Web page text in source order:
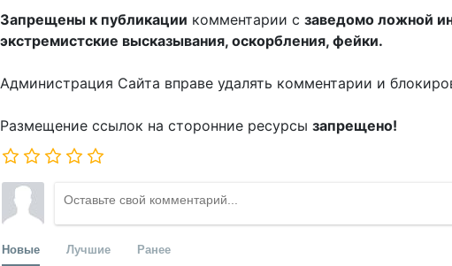
Запрещены к публикации комментарии с заведомо ложной
экстремистские высказывания, оскорбления, фейки.
Администрация Сайта вправе удалять комментарии и
Размещение ссылок на сторонние ресурсы запрещено!
Новые Лучшие Ранее